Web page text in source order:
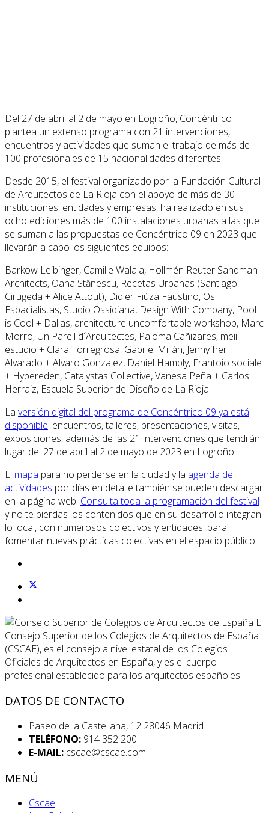
Del 27 de abril al 2 de mayo en Logroño, Concéntrico
plantea un extenso programa con 21 intervenciones,
encuentros y actividades que suman el trabajo de más de
100 profesionales de 15 nacionalidades diferentes.
Desde 2015, el festival organizado por la Fundación Cultural
de Arquitectos de La Rioja con el apoyo de más de 30
instituciones, entidades y empresas, ha realizado en sus
ocho ediciones más de 100 instalaciones urbanas a las que
se suman a las propuestas de Concéntrico 09 en 2023 que
llevarán a cabo los siguientes equipos:
Barkow Leibinger, Camille Walala, Hollmén Reuter Sandman
Architects, Oana Stănescu, Recetas Urbanas (Santiago
Cirugeda + Alice Attout), Didier Fiúza Faustino, Os
Espacialistas, Studio Ossidiana, Design With Company, Pool
is Cool + Dallas, architecture uncomfortable workshop, Marc
Morro, Un Parell d´Arquitectes, Paloma Cañizares, meii
estudio + Clara Torregrosa, Gabriel Millán, Jennyfher
Alvarado + Alvaro Gonzalez, Daniel Hambly, Frantoio sociale
+ Hypereden, Catalystas Collective, Vanesa Peña + Carlos
Herraiz, Escuela Superior de Diseño de La Rioja.
La versión digital del programa de Concéntrico 09 ya está
disponible: encuentros, talleres, presentaciones, visitas,
exposiciones, además de las 21 intervenciones que tendrán
lugar del 27 de abril al 2 de mayo de 2023 en Logroño.
El mapa para no perderse en la ciudad y la agenda de
actividades por días en detalle también se pueden descargar
en la página web. Consulta toda la programación del festival
y no te pierdas los contenidos que en su desarrollo integran
lo local, con numerosos colectivos y entidades, para
fomentar nuevas prácticas colectivas en el espacio público.
El
Consejo Superior de los Colegios de Arquitectos de España
(CSCAE), es el consejo a nivel estatal de los Colegios
Oficiales de Arquitectos en España, y es el cuerpo
profesional establecido para los arquitectos españoles.
DATOS DE CONTACTO
Paseo de la Castellana, 12 28046 Madrid
TELÉFONO: 914 352 200
E-MAIL: cscae@cscae.com
MENÚ
Cscae